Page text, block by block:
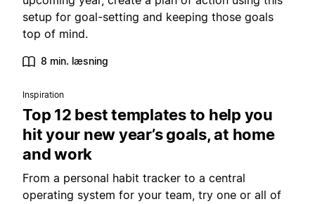
setup for goal-setting and keeping those goals
top of mind.
8 min. læsning
Inspiration
Top 12 best templates to help you
hit your new year’s goals, at home
and work
From a personal habit tracker to a central
operating system for your team, try one or all of